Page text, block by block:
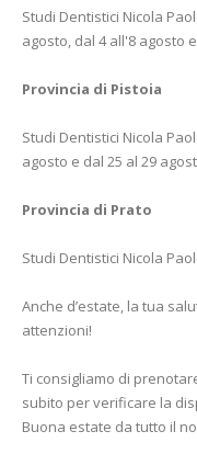
Studi Dentistici Nicola
agosto, dal 4 all'8 agosto
Provincia di Pistoia
Studi Dentistici Nicola
agosto e dal 25 al 29
Provincia di Prato
Studi Dentistici Nicola
Anche d’estate, la tua
attenzioni!
Ti consigliamo di
subito per verificare la
Buona estate da tutto il